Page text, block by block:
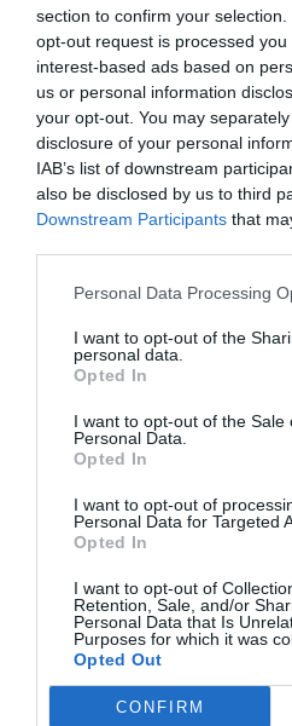
section to confirm your
opt-out request is processed
interest-based ads based on
us or personal information
your opt-out. You may
disclosure of your personal
IAB’s list of downstream
also be disclosed by us to third
Downstream Participants that
Personal Data Processing
I want to opt-out of the
personal data.
Opted In
I want to opt-out of the Sale
Personal Data.
Opted In
I want to opt-out of
Personal Data for Targeted
Opted In
I want to opt-out of
Retention, Sale, and/or
Personal Data that Is
Purposes for which it was
Opted Out
CONFIRM
Pokój bardzo duży przestronny. Hotel
lokalizacja. Jedyny minu to brak
się do pokoju.
¿Volverías a este
Peter
Alemania
¿Volverías a este
Agosto 2012
Pareja de edad media superior a 35 años
Excelente ubicación. Hotel muy
Pareja de edad media superior a 35 años